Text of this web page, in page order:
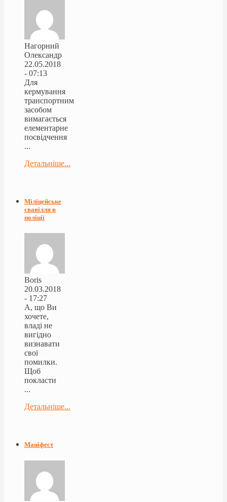
Нагорний
Олександр
22.05.2018
- 07:13
Для
кермування
транспортним
засобом
вимагається
елементарне
посвідчення
...
Детальніше...
Міліцейське
свавілля в
поліції
Boris
20.03.2018
- 17:27
А, що Ви
хочете,
владі не
вигідно
визнавати
свої
помилки.
Щоб
покласти
...
Детальніше...
Маніфест